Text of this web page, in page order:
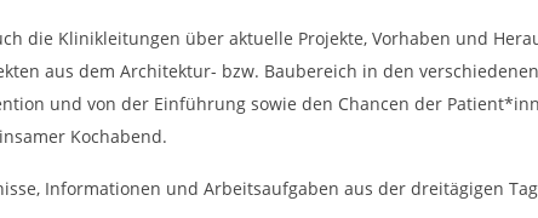
die Klinikleitungen über aktuelle Projekte, Vorhaben und
aus dem Architektur- bzw. Baubereich in den
und von der Einführung sowie den Chancen der
Kochabend.
Informationen und Arbeitsaufgaben aus der dreitägigen